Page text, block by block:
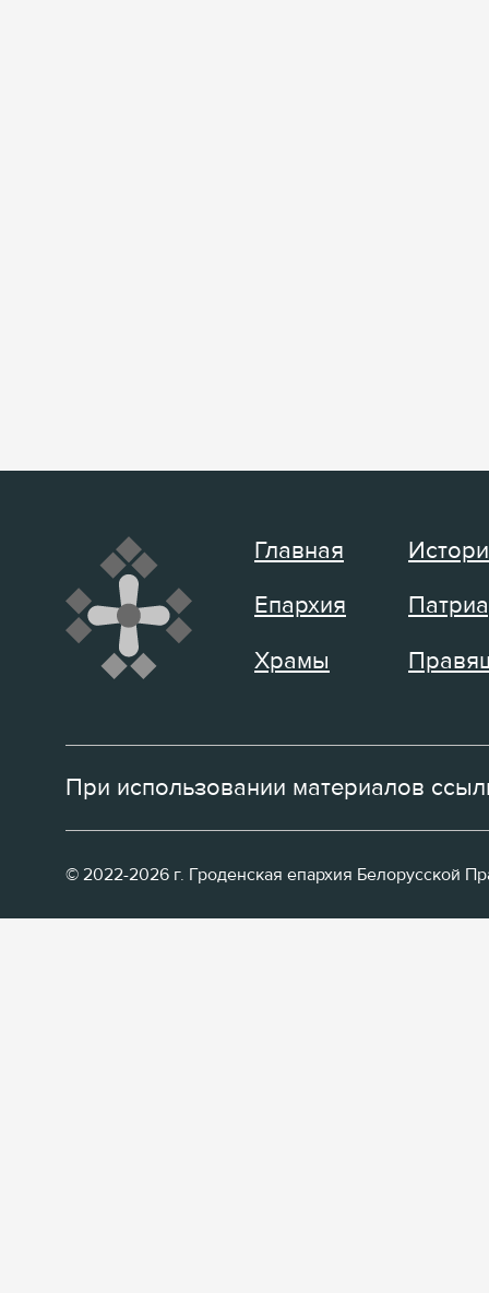
Главная
Епархия
Храмы
При использовании материалов
© 2022-2026 г. Гроденская епархия Белорусской